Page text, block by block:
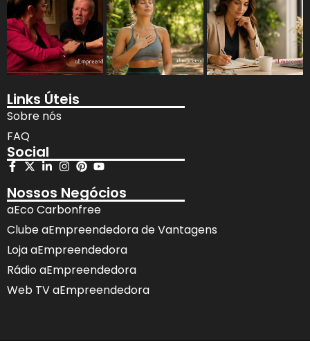
Links Úteis
Sobre nós
FAQ
Social
Nossos Negócios
aEco Carbonfree
Clube aEmpreendedora de Vantagens
Loja aEmpreendedora
Rádio aEmpreendedora
Web TV aEmpreendedora